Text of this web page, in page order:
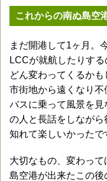
これからの南ぬ島空
まだ開港して1ヶ月。
LCCが就航したりす
どん変わってくるかも
市街地から遠くなり不
バスに乗って風景を
の人と長話をしなが
知れて楽しいかったで
大切なもの、変わっ
島空港が出来たこの後